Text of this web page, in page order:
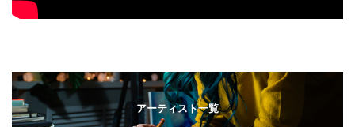
アーティスト一覧